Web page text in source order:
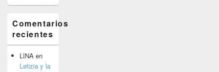
Comentarios
recientes
LINA en
Letizia y la